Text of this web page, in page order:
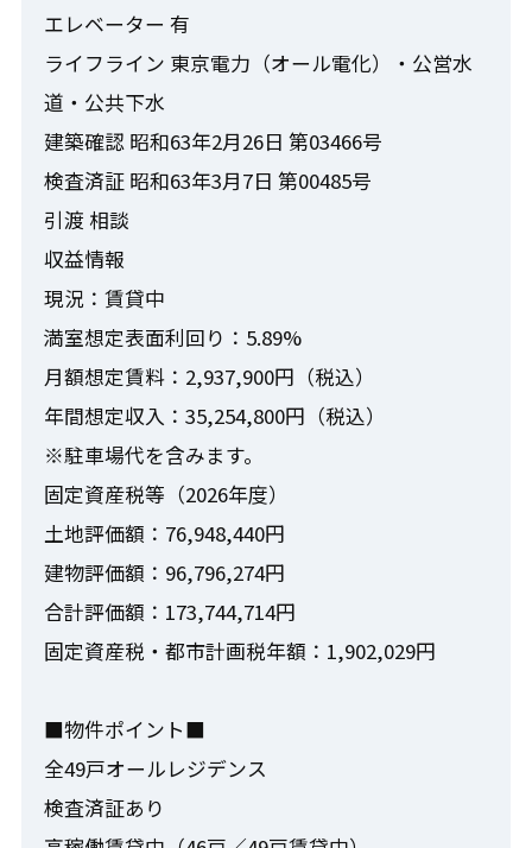
エレベーター 有
ライフライン 東京電力（オール電化）・公営水
道・公共下水
建築確認 昭和63年2月26日 第03466号
検査済証 昭和63年3月7日 第00485号
引渡 相談
収益情報
現況：賃貸中
満室想定表面利回り：5.89%
月額想定賃料：2,937,900円（税込）
年間想定収入：35,254,800円（税込）
※駐車場代を含みます。
固定資産税等（2026年度）
土地評価額：76,948,440円
建物評価額：96,796,274円
合計評価額：173,744,714円
固定資産税・都市計画税年額：1,902,029円
■物件ポイント■
全49戸オールレジデンス
検査済証あり